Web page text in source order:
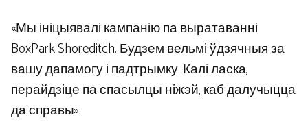
«Мы ініцыявалі кампанію па выратаванні
BoxPark Shoreditch. Будзем вельмі ўдзячныя за
вашу дапамогу і падтрымку. Калі ласка,
перайдзіце па спасылцы ніжэй, каб далучыцца
да справы».